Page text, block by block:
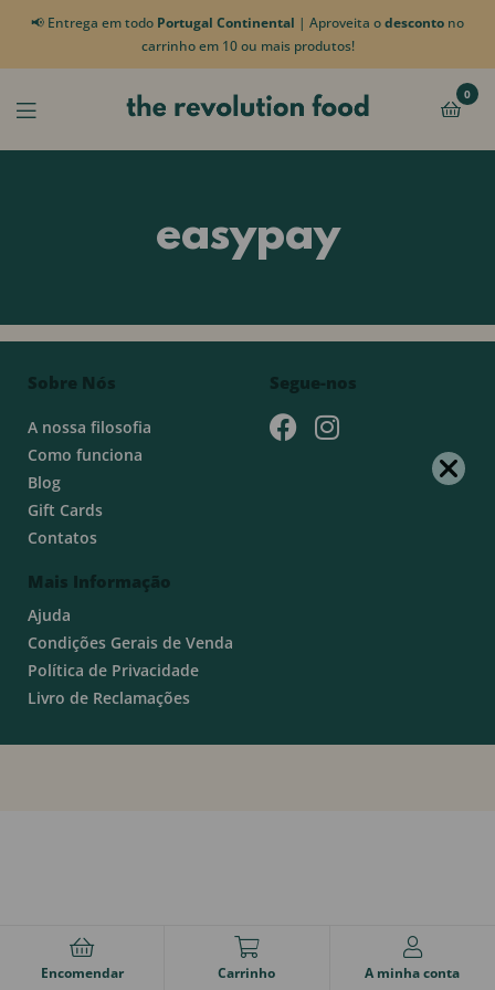
📢 Entrega em todo Portugal Continental | Aproveita odesconto no
carrinho em 10 ou mais produtos!
0
easypay
Sobre Nós
A nossa filosofia
Como funciona
Blog
Gift Cards
Contatos
Mais Informação
Ajuda
Condições Gerais de Venda
Política de Privacidade
Livro de Reclamações
Segue-nos
Encomendar Carrinho A minha conta